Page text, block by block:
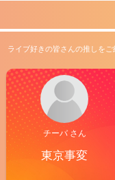
ライブ好きの皆さんの推しをご
チーバ さん
東京事変